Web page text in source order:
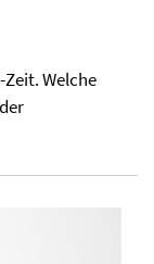
Welche